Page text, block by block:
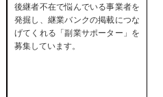
後継者不在で悩んでいる事業者を
発掘し、継業バンクの掲載につな
げてくれる「副業サポーター」を
募集しています。